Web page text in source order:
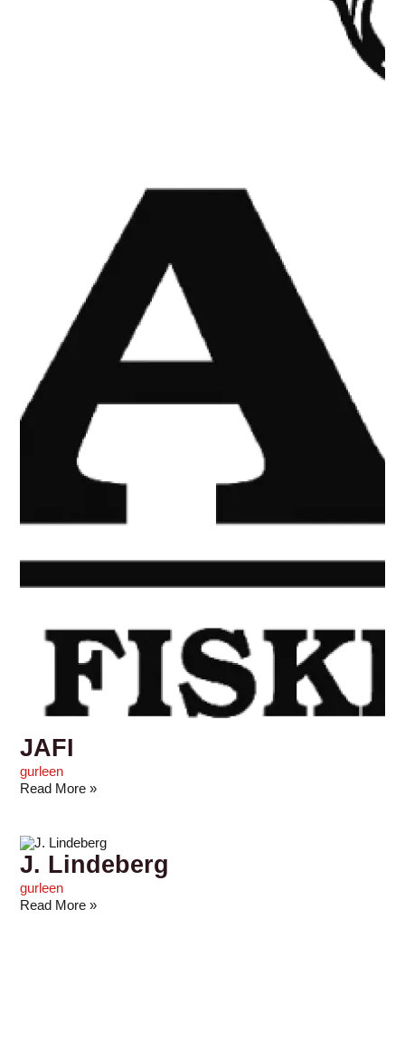
JAFI
gurleen
Read More »
J. Lindeberg
gurleen
Read More »